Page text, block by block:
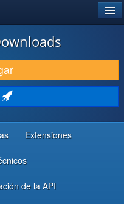
Extensiones
de la API